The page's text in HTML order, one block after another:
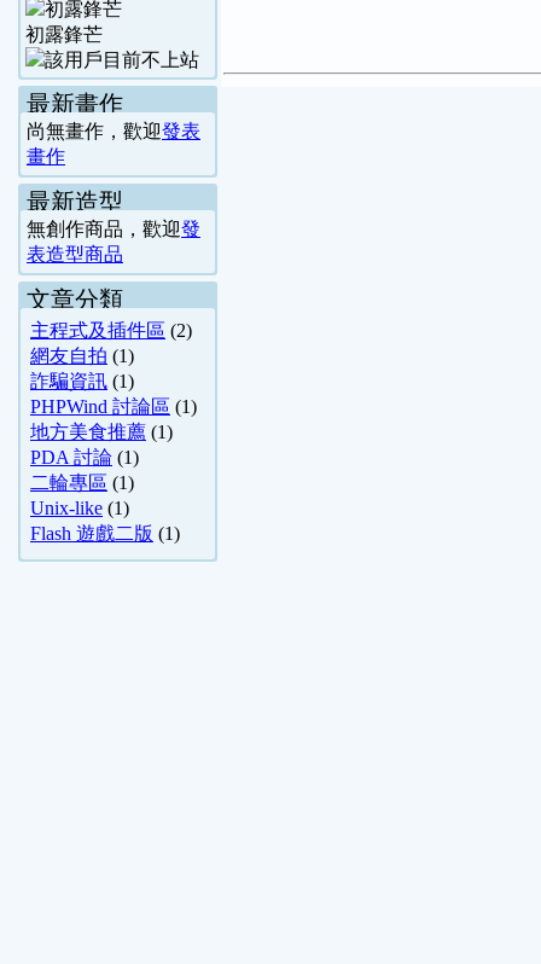
初露鋒芒
最新畫作
尚無畫作，歡迎發表
畫作
最新造型
無創作商品，歡迎發
表造型商品
文章分類
主程式及插件區 (2)
網友自拍 (1)
詐騙資訊 (1)
PHPWind 討論區 (1)
地方美食推薦 (1)
PDA 討論 (1)
二輪專區 (1)
Unix-like (1)
Flash 遊戲二版 (1)